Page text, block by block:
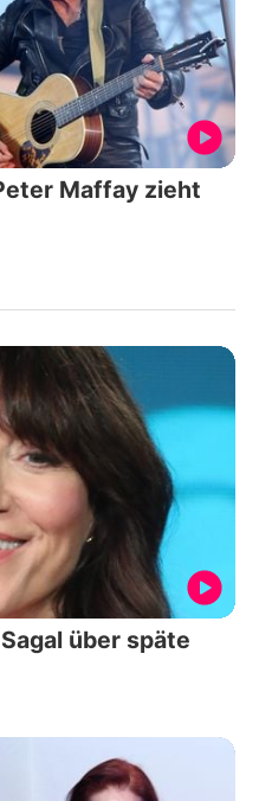
Maffay zieht
über späte